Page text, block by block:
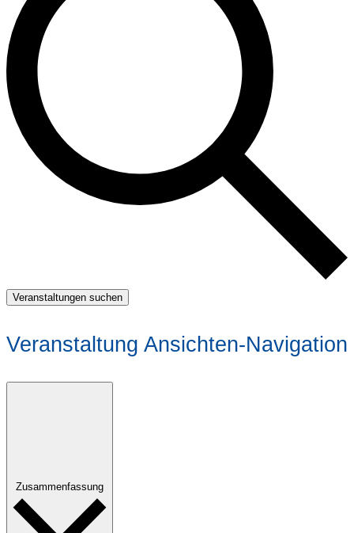
Veranstaltungen suchen
Veranstaltung Ansichten-Navigation
Zusammenfassung